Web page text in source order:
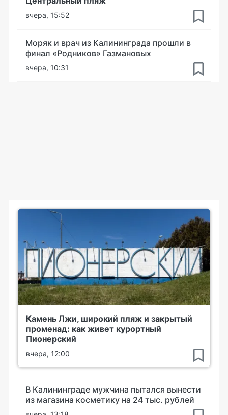
вчера, 15:52
Моряк и врач из Калининграда прошли в
финал «Родников» Газмановых
вчера, 10:31
Камень Лжи, широкий пляж и закрытый
променад: как живет курортный
Пионерский
вчера, 12:00
В Калининграде мужчина пытался вынести
из магазина косметику на 24 тыс. рублей